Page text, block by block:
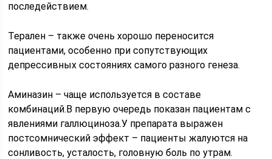
последействием.
Терален – также очень хорошо переносится
пациентами, особенно при сопутствующих
депрессивных состояниях самого разного генеза.
Аминазин – чаще используется в составе
комбинаций.В первую очередь показан пациентам с
явлениями галлюциноза.У препарата выражен
постсомнический эффект – пациенты жалуются на
сонливость, усталость, головную боль по утрам.